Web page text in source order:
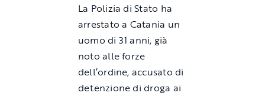
La Polizia di Stato ha
arrestato a Catania un
uomo di 31 anni, già
noto alle forze
dell’ordine, accusato di
detenzione di droga ai